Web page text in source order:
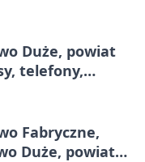
Duże, powiat
telefony,
Fabryczne,
Duże, powiat